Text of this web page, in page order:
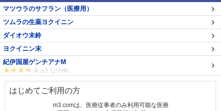
マツウラのサフラン（医療用）
ツムラの生薬ヨクイニン
ダイオウ末鈴
ヨクイニン末
紀伊国屋ゲンチアナM
はじめてご利用の方
m3.comは、医療従事者のみ利用可能な医療